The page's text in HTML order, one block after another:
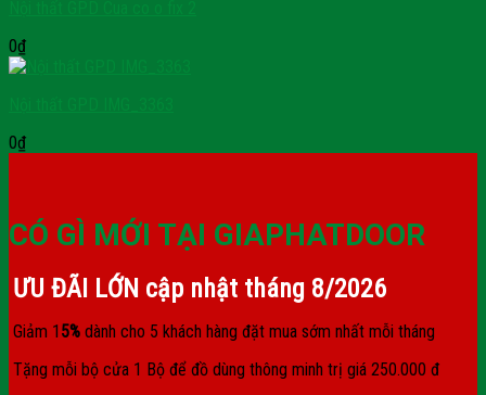
0₫
0₫
CÓ GÌ MỚI TẠI GIAPHATDOOR
ƯU ĐÃI LỚN cập nhật tháng 8/2026
Giảm 1 5% dành cho 5 khách hàng đặt mua sớm nhất mỗi tháng
Tặng mỗi bộ cửa 1 Bộ để đồ dùng thông minh trị giá 250.000 đ